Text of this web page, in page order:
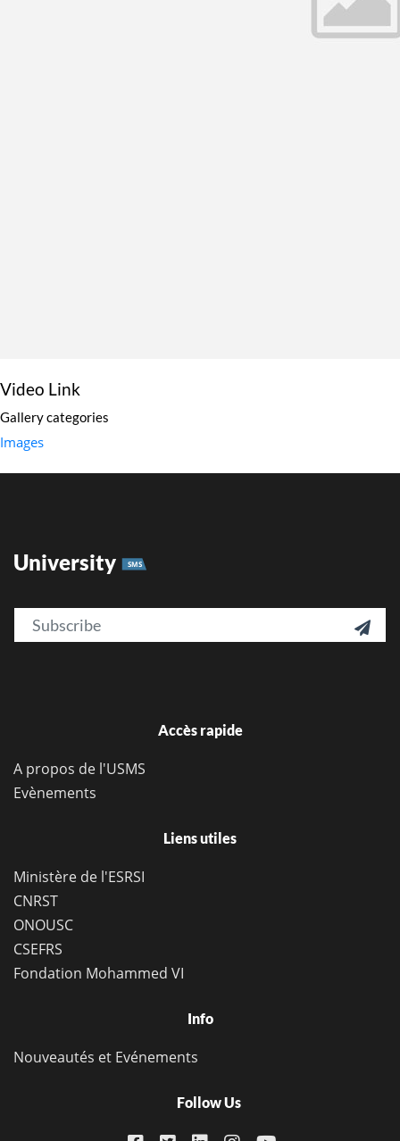
Video Link
Gallery categories
Images
University SMS
Email 
Accès rapide
A propos de l'USMS
Evènements
Liens utiles
Ministère de l'ESRSI
CNRST
ONOUSC
CSEFRS
Fondation Mohammed VI
Info
Nouveautés et Evénements
Follow Us